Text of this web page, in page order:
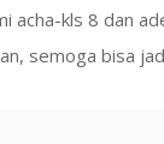
acha-kls 8 dan
semoga bisa